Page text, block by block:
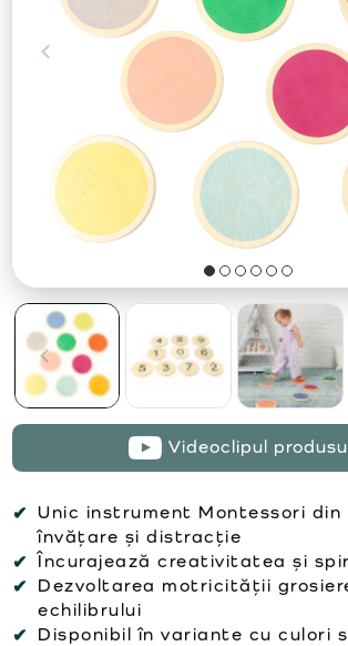
Videoclipul
Unic instrument Montessori din
învățare și distracție
Încurajează creativitatea și
Dezvoltarea motricității
echilibrului
Disponibil în variante cu culori